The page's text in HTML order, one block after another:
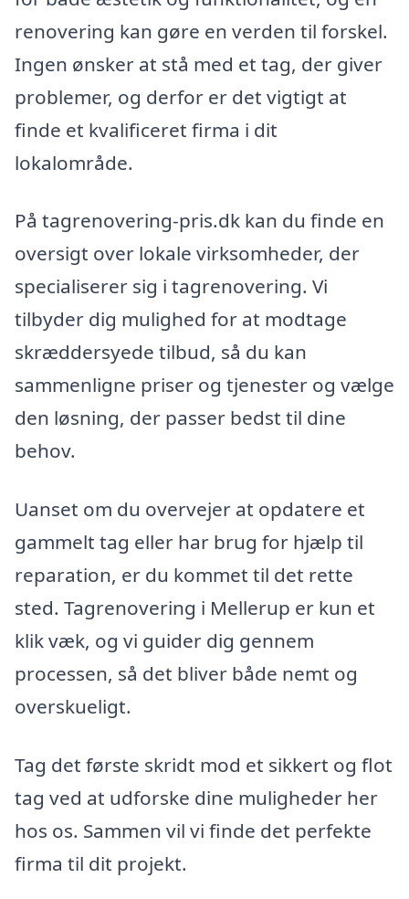
renovering kan gøre en verden til forskel.
Ingen ønsker at stå med et tag, der giver
problemer, og derfor er det vigtigt at
finde et kvalificeret firma i dit
lokalområde.
På tagrenovering-pris.dk kan du finde en
oversigt over lokale virksomheder, der
specialiserer sig i tagrenovering. Vi
tilbyder dig mulighed for at modtage
skræddersyede tilbud, så du kan
sammenligne priser og tjenester og vælge
den løsning, der passer bedst til dine
behov.
Uanset om du overvejer at opdatere et
gammelt tag eller har brug for hjælp til
reparation, er du kommet til det rette
sted. Tagrenovering i Mellerup er kun et
klik væk, og vi guider dig gennem
processen, så det bliver både nemt og
overskueligt.
Tag det første skridt mod et sikkert og flot
tag ved at udforske dine muligheder her
hos os. Sammen vil vi finde det perfekte
firma til dit projekt.